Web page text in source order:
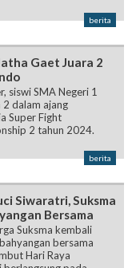
berita
Gaet Juara 2
siswi SMA Negeri 1
dalam ajang
Super Fight
2 tahun 2024.
berita
Siwaratri, Suksma
Bersama
Suksma kembali
bersama
Hari Raya